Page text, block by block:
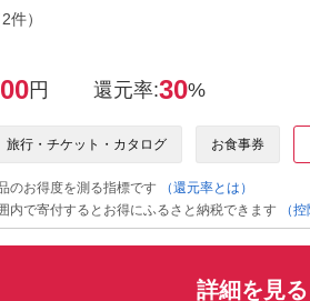
件）
円 還元率:30%
旅行・チケット・カタログ お食事券
のお得度を測る指標です
（還元率とは）
内で寄付するとお得にふるさと納税できます
（
詳細を見る